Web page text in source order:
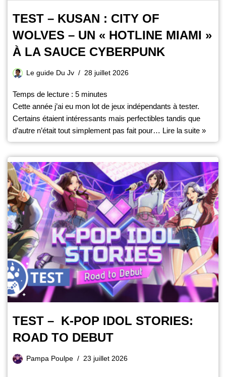
TEST – KUSAN : CITY OF
WOLVES – UN « HOTLINE MIAMI »
À LA SAUCE CYBERPUNK
Le guide Du Jv 28 juillet 2026
Temps de lecture : 5 minutes
Cette année j’ai eu mon lot de jeux indépendants à tester.
Certains étaient intéressants mais perfectibles tandis que
d’autre n’était tout simplement pas fait pour… Lire la suite »
TEST – K-POP IDOL STORIES:
ROAD TO DEBUT
Pampa Poulpe 23 juillet 2026